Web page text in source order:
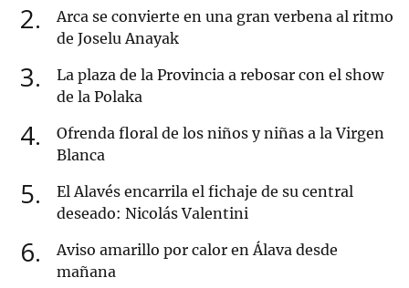
2
Arca se convierte en una gran verbena al ritmo
de Joselu Anayak
3
La plaza de la Provincia a rebosar con el show
de la Polaka
4
Ofrenda floral de los niños y niñas a la Virgen
Blanca
5
El Alavés encarrila el fichaje de su central
deseado: Nicolás Valentini
6
Aviso amarillo por calor en Álava desde
mañana